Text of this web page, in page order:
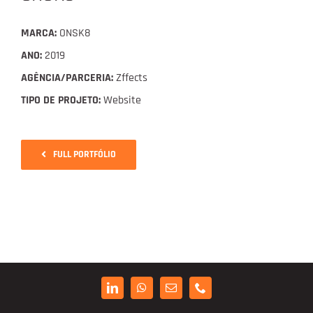
Contactos
MARCA:ONSK8
ANO:2019
AGÊNCIA/PARCERIA:Zffects
TIPO DE PROJETO:Website
FULL PORTFÓLIO